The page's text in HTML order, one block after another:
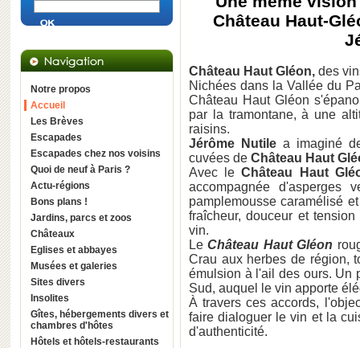
Notre propos
Accueil
Les Brèves
Escapades
Escapades chez nos voisins
Quoi de neuf à Paris ?
Actu-régions
Bons plans !
Jardins, parcs et zoos
Châteaux
Eglises et abbayes
Musées et galeries
Sites divers
Insolites
Gîtes, hébergements divers et
chambres d'hôtes
Hôtels et hôtels-restaurants
Château Haut-
Château Haut Gléon, des
Nichées dans la Vallée du
Château Haut Gléon
par la tramontane, à une
raisins.
Jérôme Nutilea imaginé
cuvées de Château Haut
Avec leChâteau Haut
accompagnée
pamplemousse caramélisé
fraîcheur, douceur et
vin.
LeChâteau Haut Gléon
Crau aux herbes de région,
émulsion à l'ail des ours. Un
Sud, auquel le vin apporte
À travers ces accords,
faire dialoguer le vin et la
d'authenticité.